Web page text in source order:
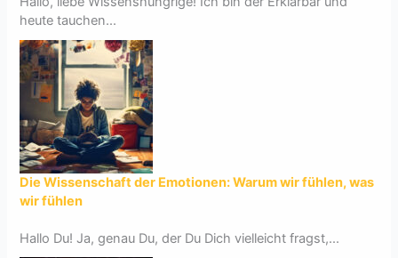
heute tauchen...
Die Wissenschaft der Emotionen: Warum wir fühlen, was
wir fühlen
Hallo Du! Ja, genau Du, der Du Dich vielleicht fragst,...